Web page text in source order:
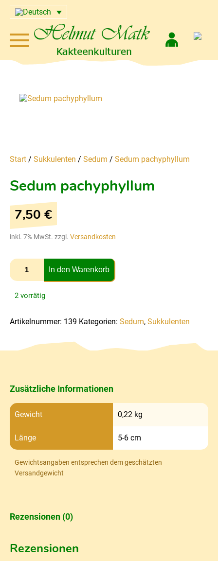
Start / Sukkulenten / Sedum / Sedum pachyphyllum
Sedum pachyphyllum
7,50 €
inkl. 7% MwSt. zzgl. Versandkosten
In den Warenkorb
2 vorrätig
Artikelnummer: 139 Kategorien: Sedum, Sukkulenten
Zusätzliche Informationen
Gewicht 0,22 kg
Länge 5-6 cm
Gewichtsangaben entsprechen dem geschätzten
Versandgewicht
Rezensionen (0)
Rezensionen